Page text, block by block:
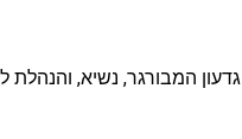
גדעון המבורגר, נשיא,